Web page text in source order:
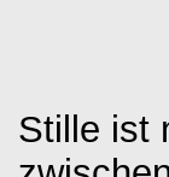
Stille ist